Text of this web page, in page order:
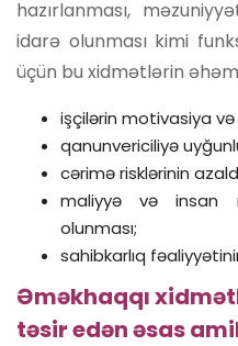
hazırlanması,
idarə olunması kimi
üçün bu xidmətlərin
işçilərin motivasiya və
qanunvericiliyə
cərimə risklərinin
maliyyə və insan
olunması;
sahibkarlıq
Əməkhaqqı
təsir edən əsas